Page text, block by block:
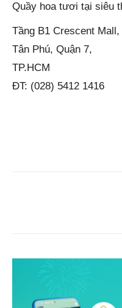
Quầy hoa tươi tại siêu
Tầng B1 Crescent
Tân Phú, Quận 7,
TP.HCM
ĐT: (028) 5412 1416